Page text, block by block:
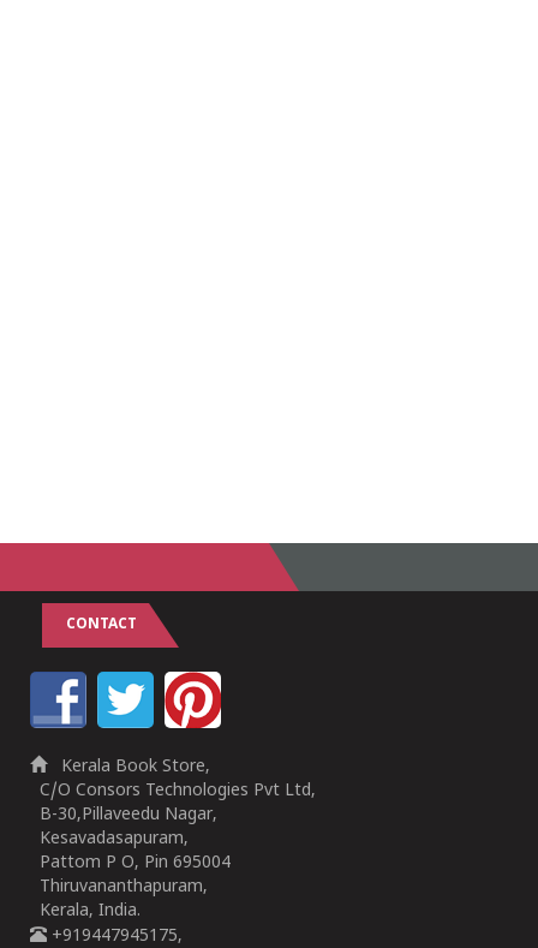
CONTACT
Kerala Book Store,
C/O Consors Technologies Pvt Ltd,
B-30,Pillaveedu Nagar,
Kesavadasapuram,
Pattom P O, Pin 695004
Thiruvananthapuram,
Kerala, India.
+919447945175,